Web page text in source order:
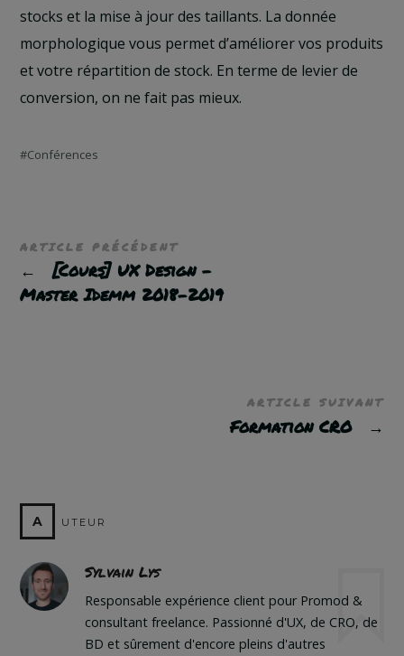
stocks et la mise à jour des taillants. La donnée
morphologique vous permet d’améliorer vos produits
et votre répartition de stock. En terme de levier de
conversion, on ne fait pas mieux.
Conférences
ARTICLE PRÉCÉDENT
←
[Cours] UX Design –
Master Idemm 2018-2019
ARTICLE SUIVANT
Formation CRO →
A UTEUR
Sylvain Lys
Responsable expérience client pour Promod &
consultant freelance. Passionné d'UX, de CRO, de
BD et sûrement d'encore pleins d'autres